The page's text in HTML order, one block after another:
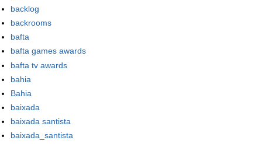
backlog
backrooms
bafta
bafta games awards
bafta tv awards
bahia
Bahia
baixada
baixada santista
baixada_santista